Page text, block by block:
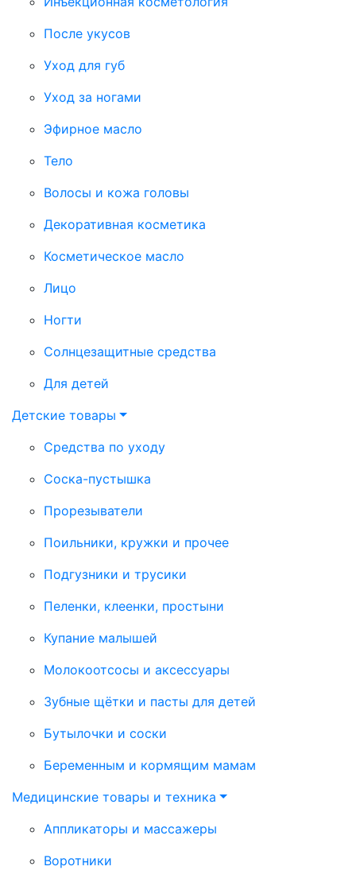
После укусов
Уход для губ
Уход за ногами
Эфирное масло
Тело
Волосы и кожа головы
Декоративная косметика
Косметическое масло
Лицо
Ногти
Солнцезащитные средства
Для детей
Детские товары
Средства по уходу
Соска-пустышка
Прорезыватели
Поильники, кружки и прочее
Подгузники и трусики
Пеленки, клеенки, простыни
Купание малышей
Молокоотсосы и аксессуары
Зубные щётки и пасты для детей
Бутылочки и соски
Беременным и кормящим мамам
Медицинские товары и техника
Аппликаторы и массажеры
Воротники